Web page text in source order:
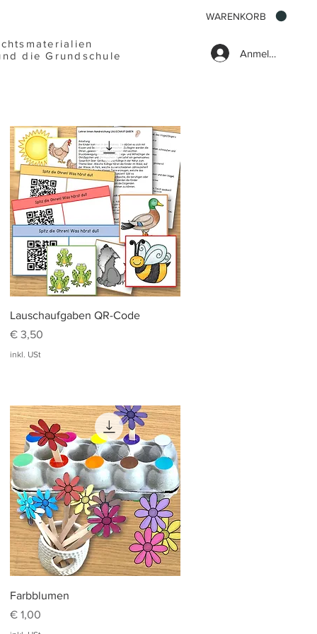
Anmelden
WARENKORB
die Grundschule
Schnellansicht
Lauschaufgaben QR-Code
Preis
€ 3,50
inkl. USt
Schnellansicht
Farbblumen
Preis
€ 1,00